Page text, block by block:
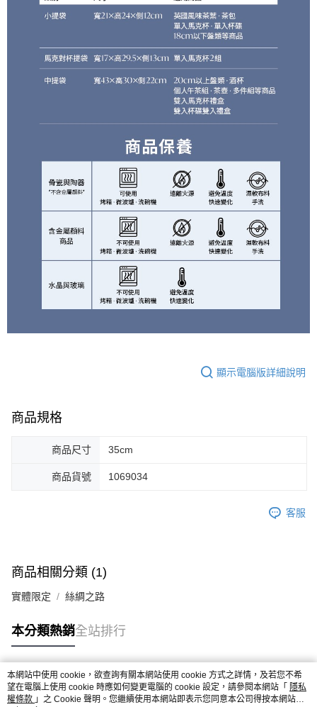
顯示電腦版詳細說明
商品規格
商品尺寸 35cm
商品貨號 1069034
客服
商品相關分類 (1)
實體限定 絲綢之路
本分類熱銷全站排行
熱門標籤
本網站中使用 cookie，欲查詢有關本網站使用 cookie 方式之詳情，及若您不希
望在電腦上使用 cookie 時應如何變更電腦的 cookie 設定，請參閱本網站「 隱私
權條款 」之 Cookie 聲明。您繼續使用本網站即表示您同意本公司得按本網站使